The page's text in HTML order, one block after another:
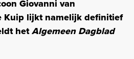
Giovanni van
Kuip lijkt namelijk definitief
hetAlgemeen Dagblad